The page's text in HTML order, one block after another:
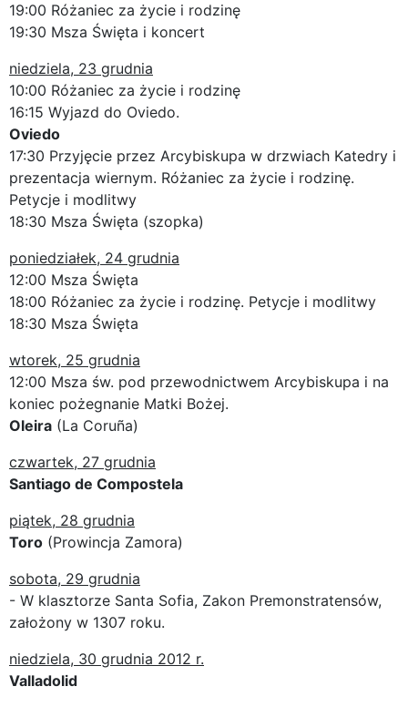
19:00 Różaniec za życie i rodzinę
19:30 Msza Święta i koncert
niedziela, 23 grudnia
10:00 Różaniec za życie i rodzinę
16:15 Wyjazd do Oviedo.
Oviedo
17:30 Przyjęcie przez Arcybiskupa w drzwiach Katedry i
prezentacja wiernym. Różaniec za życie i rodzinę.
Petycje i modlitwy
18:30 Msza Święta (szopka)
poniedziałek, 24 grudnia
12:00 Msza Święta
18:00 Różaniec za życie i rodzinę. Petycje i modlitwy
18:30 Msza Święta
wtorek, 25 grudnia
12:00 Msza św. pod przewodnictwem Arcybiskupa i na
koniec pożegnanie Matki Bożej.
Oleira (La Coruña)
czwartek, 27 grudnia
Santiago de Compostela
piątek, 28 grudnia
Toro (Prowincja Zamora)
sobota, 29 grudnia
- W klasztorze Santa Sofia, Zakon Premonstratensów,
założony w 1307 roku.
niedziela, 30 grudnia 2012 r.
Valladolid